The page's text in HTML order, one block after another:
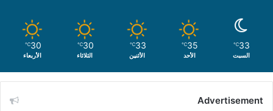
33
℃
السبت
35
℃
الأحد
33
℃
الأثنين
30
℃
الثلاثاء
30
℃
الأربعاء
Advertisement